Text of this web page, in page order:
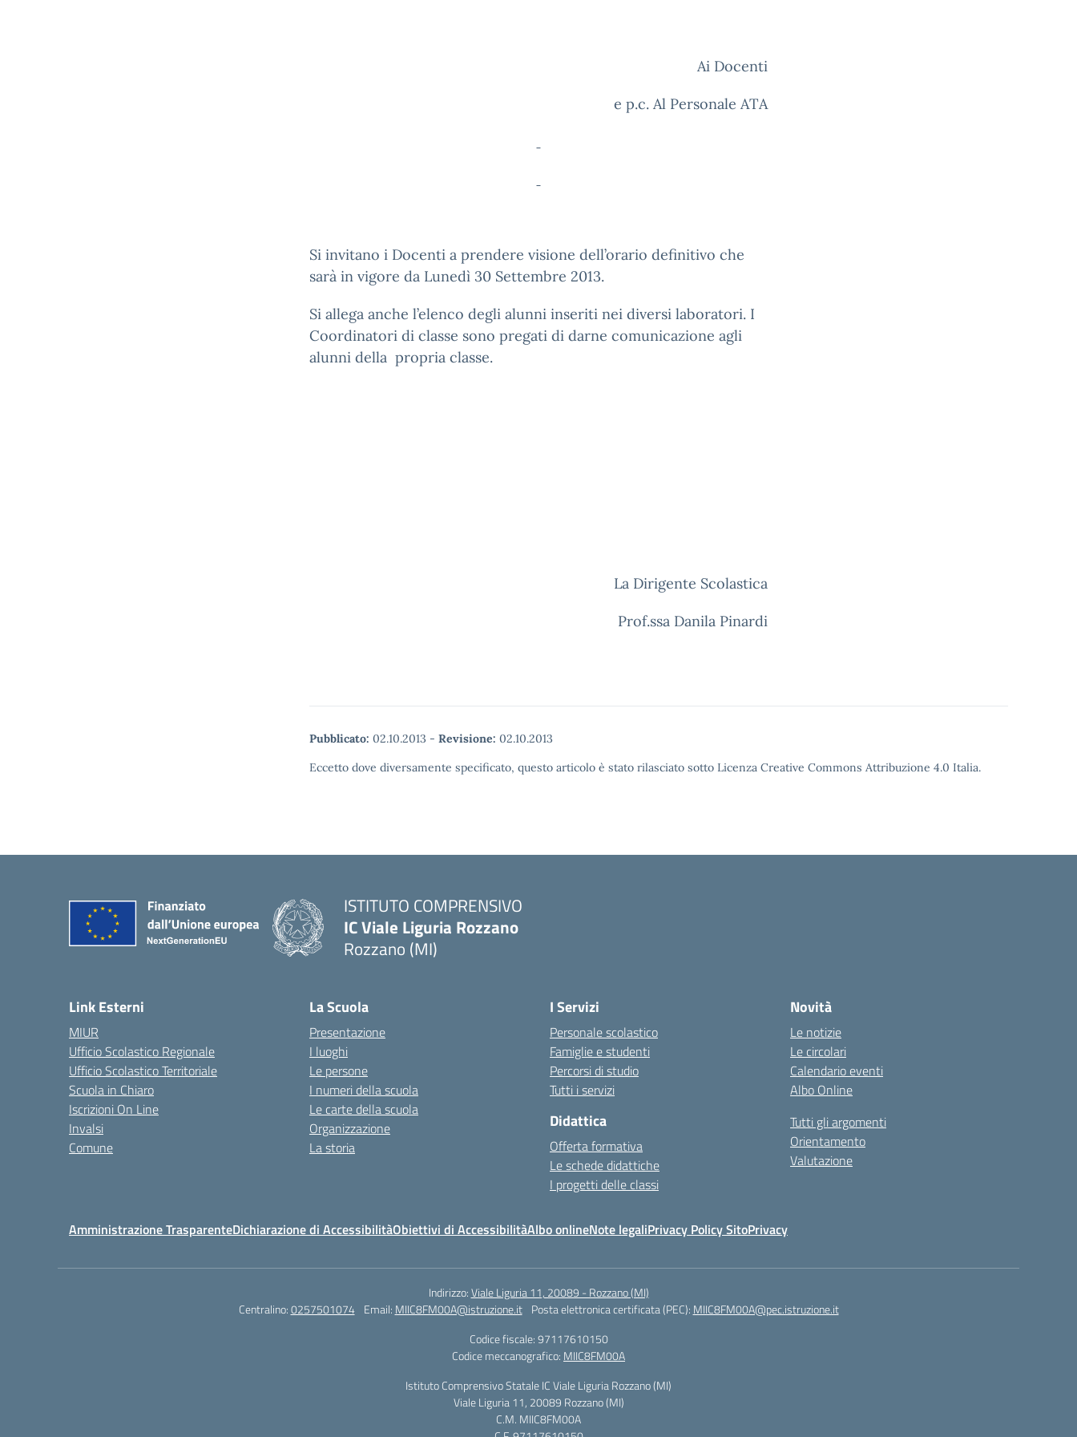
Ai Docenti
e p.c. Al Personale ATA
Si invitano i Docenti a prendere visione dell’orario definitivo che
sarà in vigore da Lunedì 30 Settembre 2013.
Si allega anche l’elenco degli alunni inseriti nei diversi laboratori. I
Coordinatori di classe sono pregati di darne comunicazione agli
alunni della propria classe.
La Dirigente Scolastica
Prof.ssa Danila Pinardi
Pubblicato: 02.10.2013 - Revisione: 02.10.2013
Eccetto dove diversamente specificato, questo articolo è stato rilasciato sotto Licenza Creative Commons Attribuzione 4.0 Italia.
ISTITUTO COMPRENSIVO
IC Viale Liguria Rozzano
Rozzano (MI)
Link Esterni
MIUR
Ufficio Scolastico Regionale
Ufficio Scolastico Territoriale
Scuola in Chiaro
Iscrizioni On Line
Invalsi
Comune
La Scuola
Presentazione
I luoghi
Le persone
I numeri della scuola
Le carte della scuola
Organizzazione
La storia
I Servizi
Personale scolastico
Famiglie e studenti
Percorsi di studio
Tutti i servizi
Didattica
Offerta formativa
Le schede didattiche
I progetti delle classi
Novità
Le notizie
Le circolari
Calendario eventi
Albo Online
Tutti gli argomenti
Orientamento
Valutazione
Amministrazione TrasparenteDichiarazione di AccessibilitàObiettivi di AccessibilitàAlbo onlineNote legaliPrivacy Policy SitoPrivacy
Indirizzo:Viale Liguria 11, 20089 - Rozzano (MI)
Centralino:0257501074 Email: MIIC8FM00A@istruzione.it Posta elettronica certificata (PEC): MIIC8FM00A@pec.istruzione.it
Codice fiscale: 97117610150
Codice meccanografico: MIIC8FM00A
Istituto Comprensivo Statale IC Viale Liguria Rozzano (MI)
Viale Liguria 11, 20089 Rozzano (MI)
C.M. MIIC8FM00A